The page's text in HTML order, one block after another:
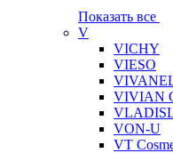
Показать все
V
VICHY
VIESO
VIVIAN
VON-U
VT